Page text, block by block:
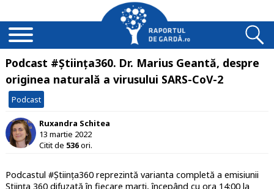
Podcast #Știința360. Dr. Marius Geantă, despre
originea naturală a virusului SARS-CoV-2
Podcast
Ruxandra Schitea
13 martie 2022
Citit de 536ori.
Podcastul #Știința360 reprezintă varianta completă a emisiunii
Știința 360 difuzată în fiecare marți, începând cu ora 14:00 la